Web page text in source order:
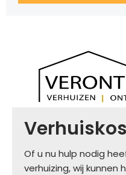
Of u nu hulp nodig
verhuizing, wij kunnen